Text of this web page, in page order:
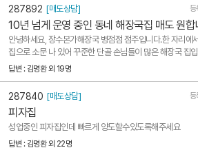
287892 [매도상담]
10년 넘게 운영 중인 동네 해장국집 매도 원합
안녕하세요, 장수본가해장국 병점점 점주입니다.한 자리에
집으로 소문 나 있어 꾸준한 단골 손님들이 많은 해장국 집
피는 모두 정해져 있으며,매장 자체가 크지 않아서 일이 어
답변 : 김명환 외 19명
287840 [매도상담]
피자집
성업중인 피자집인데 빠르게 양도할수있도록해주세요
답변 : 김명환 외 22명